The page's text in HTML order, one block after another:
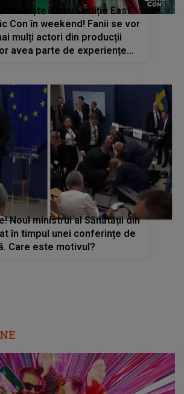
o nouă ediție East
Con în weekend! Fanii se vor
mulți actori din producții
avea parte de experiențe
Noul ministrul al Sănătății din
în timpul unei conferințe de
Care este motivul?